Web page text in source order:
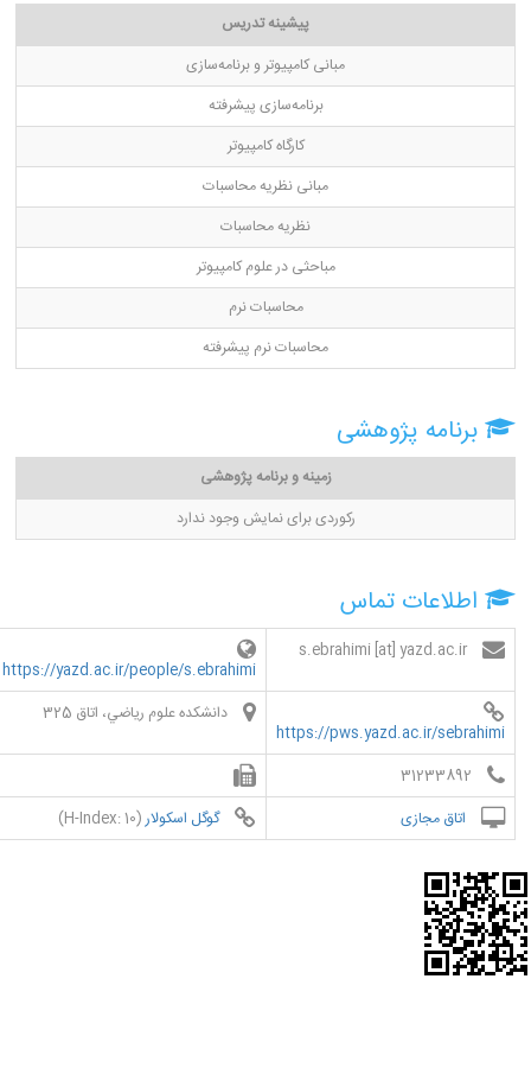
پیشینه تدریس
مبانی کامپیوتر و برنامه‌سازی
برنامه‌سازی پیشرفته
کارگاه کامپیوتر
مبانی نظریه محاسبات
نظریه محاسبات
مباحثی در علوم کامپیوتر
محاسبات نرم
محاسبات نرم پیشرفته
برنامه پژوهشی
زمینه و برنامه پژوهشی
رکوردی برای نمایش وجود ندارد
اطلاعات تماس
https://yazd.ac.ir/people/s.ebrahimi
https://pws.yazd.ac.ir/sebrahimi
دانشكده علوم رياضي، اتاق 325
31233892
اتاق مجازی
گوگل اسکولار(H-Index: 10)